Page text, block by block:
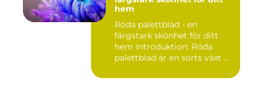
hem
Röda palettblad - en
färgstark skönhet för ditt
hem Introduktion: Röda
palettblad är en sorts växt ...